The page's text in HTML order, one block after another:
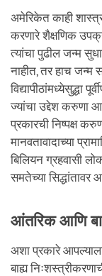
अमेरिकेत काही
करणारे शैक्षणिक
त्यांचा पुढील जन्म
नाहीत, तर हाच
विद्यापीठांमध्येसुद्धा
ज्यांचा उद्देश करुणा
प्रकारची निष्पक्ष
मानवतावादाच्या
बिलियन ग्रहवासी
समतेच्या सिद्धांतावर
आंतरिक आणि
अशा प्रकारे
बाह्य